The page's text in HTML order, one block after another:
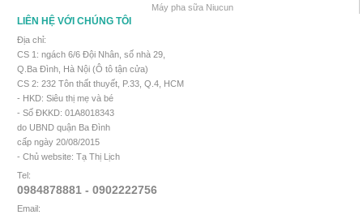
Máy pha sữa Niucun
LIÊN HỆ VỚI CHÚNG TÔI
Địa chỉ:
CS 1: ngách 6/6 Đội Nhân, số nhà 29,
Q.Ba Đình, Hà Nội (Ô tô tận cửa)
CS 2: 232 Tôn thất thuyết, P.33, Q.4, HCM
- HKD: Siêu thị mẹ và bé
- Số ĐKKD: 01A8018343
do UBND quận Ba Đình
cấp ngày 20/08/2015
- Chủ website: Tạ Thị Lịch
Tel:
0984878881 - 0902222756
Email: